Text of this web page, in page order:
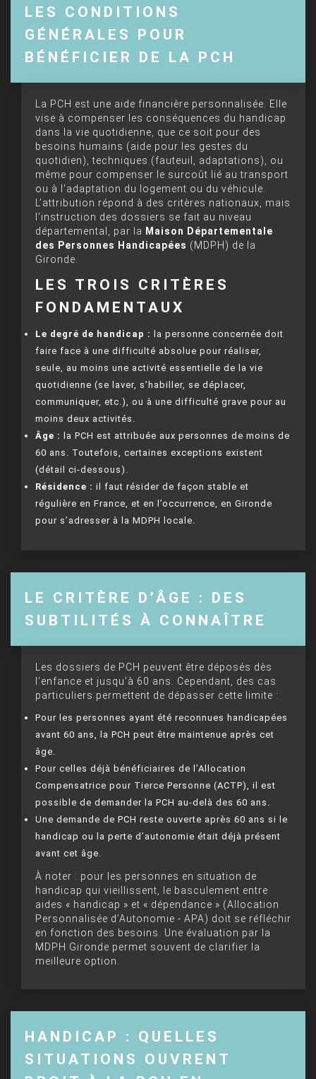
LES CONDITIONS
GÉNÉRALES POUR
BÉNÉFICIER DE LA PCH
La PCH est une aide financière personnalisée. Elle
vise à compenser les conséquences du handicap
dans la vie quotidienne, que ce soit pour des
besoins humains (aide pour les gestes du
quotidien), techniques (fauteuil, adaptations), ou
même pour compenser le surcoût lié au transport
ou à l'adaptation du logement ou du véhicule.
L’attribution répond à des critères nationaux, mais
l’instruction des dossiers se fait au niveau
départemental, par la Maison Départementale
des Personnes Handicapées (MDPH) de la
Gironde.
LES TROIS CRITÈRES
FONDAMENTAUX
Le degré de handicap :
la personne concernée doit
faire face à une difficulté absolue pour réaliser,
seule, au moins une activité essentielle de la vie
quotidienne (se laver, s’habiller, se déplacer,
communiquer, etc.), ou à une difficulté grave pour au
moins deux activités.
Âge :
la PCH est attribuée aux personnes de moins de
60 ans. Toutefois, certaines exceptions existent
(détail ci-dessous).
Résidence : il faut résider de façon stable et
régulière en France, et en l’occurrence, en Gironde
pour s’adresser à la MDPH locale.
LE CRITÈRE D’ÂGE : DES
SUBTILITÉS À CONNAÎTRE
Les dossiers de PCH peuvent être déposés dès
l’enfance et jusqu’à 60 ans. Cependant, des cas
particuliers permettent de dépasser cette limite :
Pour les personnes ayant été reconnues handicapées
avant 60 ans, la PCH peut être maintenue après cet
âge.
Pour celles déjà bénéficiaires de l’Allocation
Compensatrice pour Tierce Personne (ACTP), il est
possible de demander la PCH au-delà des 60 ans.
Une demande de PCH reste ouverte après 60 ans si le
handicap ou la perte d’autonomie était déjà présent
avant cet âge.
À noter : pour les personnes en situation de
handicap qui vieillissent, le basculement entre
aides « handicap » et « dépendance » (Allocation
Personnalisée d’Autonomie - APA) doit se réfléchir
en fonction des besoins. Une évaluation par la
MDPH Gironde permet souvent de clarifier la
meilleure option.
HANDICAP : QUELLES
SITUATIONS OUVRENT